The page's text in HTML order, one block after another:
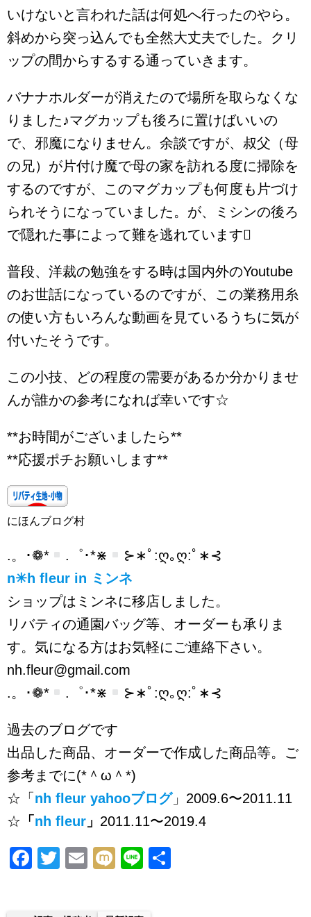
いけないと言われた話は何処へ行ったのやら。
斜めから突っ込んでも全然大丈夫でした。クリ
ップの間からするする通っていきます。
バナナホルダーが消えたので場所を取らなくな
りました♪マグカップも後ろに置けばいいの
で、邪魔になりません。余談ですが、叔父（母
の兄）が片付け魔で母の家を訪れる度に掃除を
するのですが、このマグカップも何度も片づけ
られそうになっていました。が、ミシンの後ろ
で隠れた事によって難を逃れています
普段、洋裁の勉強をする時は国内外のYoutube
のお世話になっているのですが、この業務用糸
の使い方もいろんな動画を見ているうちに気が
付いたそうです。
この小技、どの程度の需要があるか分かりませ
んが誰かの参考になれば幸いです☆
**お時間がございましたら**
**応援ポチお願いします**
にほんブログ村
.。･❁* .゜･*⋇
⊱∗ﾟ:ღ｡ღ:ﾟ∗⊰
n✳︎h fleur in ミンネ
ショップはミンネに移店しました。
リバティの通園バッグ等、オーダーも承りま
す。気になる方はお気軽にご連絡下さい。
nh.fleur@gmail.com
.。･❁*
.゜･*⋇ ⊱∗ﾟ:ღ｡ღ:ﾟ∗⊰
過去のブログです
出品した商品、オーダーで作成した商品等。ご
参考までに(*＾ω＾*)
☆「nh fleur yahooブログ」2009.6〜2011.11
☆ 「nh fleur 」 2011.11〜2019.4
F
T
E
M Li